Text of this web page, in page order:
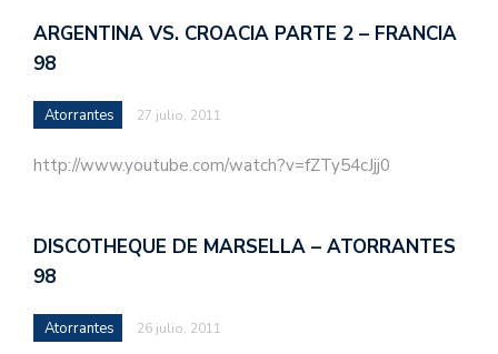
ARGENTINA VS. CROACIA PARTE 2 – FRANCIA
98
Atorrantes 27 julio, 2011
http://www.youtube.com/watch?v=fZTy54cJjj0
DISCOTHEQUE DE MARSELLA – ATORRANTES
98
Atorrantes 26 julio, 2011